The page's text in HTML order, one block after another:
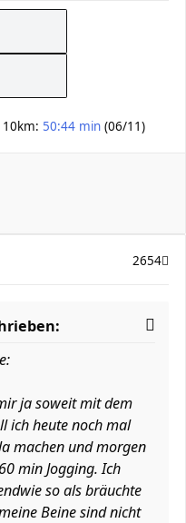
50:44 min (06/11)
2654
ja soweit mit dem
ich heute noch mal
machen und morgen
min Jogging. Ich
so als bräuchte
Beine sind nicht